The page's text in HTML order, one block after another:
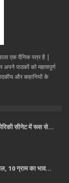
एक दैनिक पत्र है |
अपने पाठकों को महत्वपूर्ण
और कहानियों के
सीनेट में रूस से…
10 ग्राम का भाव…